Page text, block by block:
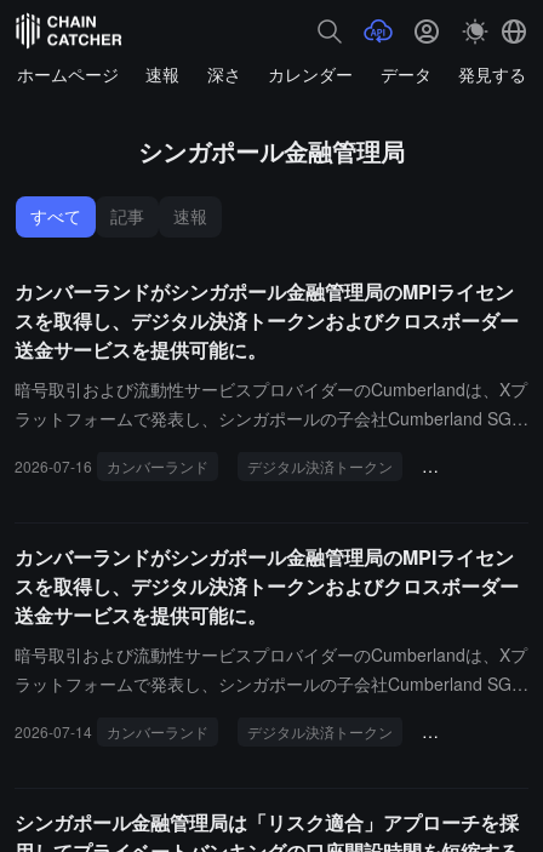
ホームページ 速報 深さ カレンダー データ 発見する
シンガポール金融管理局
すべて 記事 速報
カンバーランドがシンガポール金融管理局のMPIライセン
スを取得し、デジタル決済トークンおよびクロスボーダー
送金サービスを提供可能に。
暗号取引および流動性サービスプロバイダーのCumberlandは、Xプ
ラットフォームで発表し、シンガポールの子会社Cumberland SG P
得したことを発表しました。このライセンスにより、デジタル決済
2026-07-16 カンバーランド デジタル決済トークン クロスボーダー
カンバーランドがシンガポール金融管理局のMPIライセン
スを取得し、デジタル決済トークンおよびクロスボーダー
送金サービスを提供可能に。
暗号取引および流動性サービスプロバイダーのCumberlandは、Xプ
ラットフォームで発表し、シンガポールの子会社Cumberland SG P
得し、デジタル決済トークン（Digital Payment Token, DPT）サー
2026-07-14 カンバーランド デジタル決済トークン 国境を越えた通
シンガポール金融管理局は「リスク適合」アプローチを採